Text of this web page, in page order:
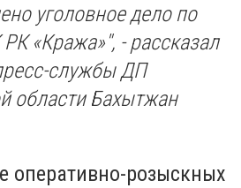
уголовное дело по
«Кража»", - рассказал
службы ДП
области Бахытжан
оперативно-розыскных